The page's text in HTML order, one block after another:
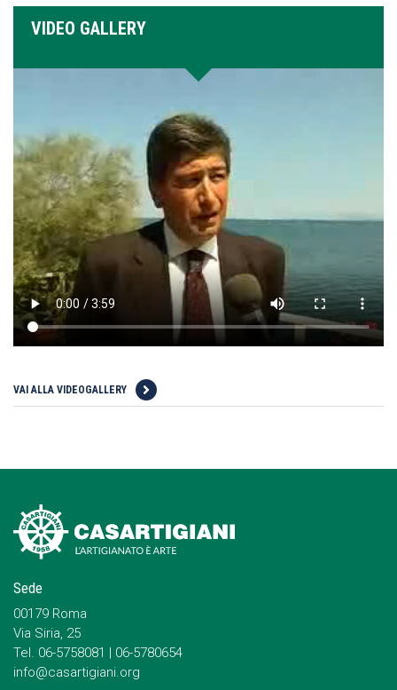
VIDEO GALLERY
VAI ALLA VIDEOGALLERY
Sede
00179 Roma
Via Siria, 25
Tel. 06-5758081 | 06-5780654
info@casartigiani.org